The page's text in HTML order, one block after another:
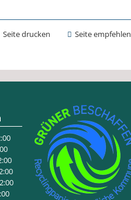
Seite drucken Seite empfehlen